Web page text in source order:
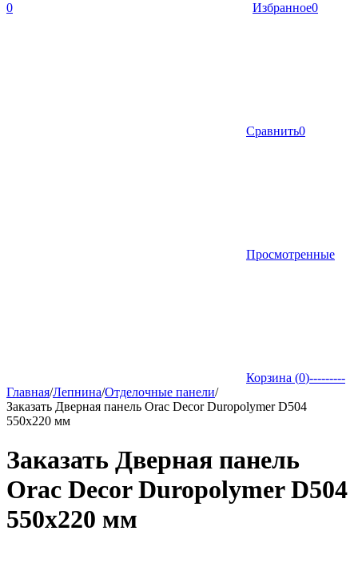
0 Избранное0
Сравнить0
Просмотренные
Корзина (0)---------
Главная/Лепнина/Отделочные панели/
Заказать Дверная панель Orac Decor Duropolymer D504
550х220 мм
Заказать Дверная панель
Orac Decor Duropolymer D504
550х220 мм